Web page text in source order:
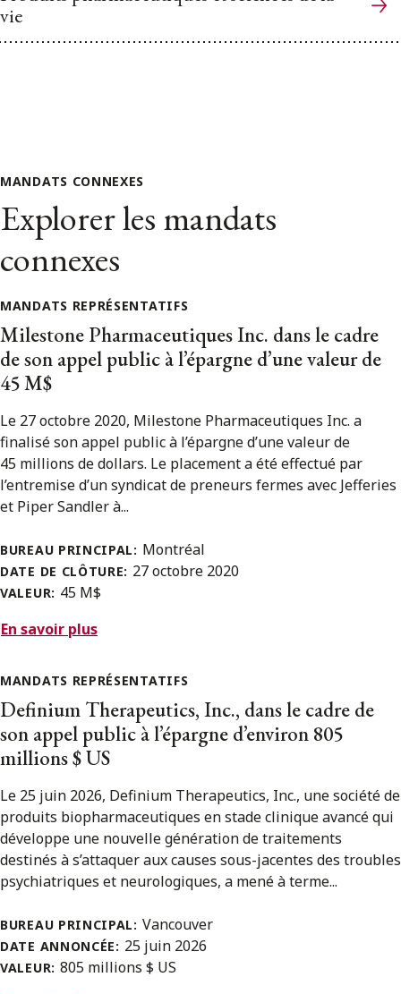
vie
MANDATS CONNEXES
Explorer les mandats
connexes
MANDATS REPRÉSENTATIFS
Milestone Pharmaceutiques Inc. dans le cadre
de son appel public à l’épargne d’une valeur de
45 M$
Le 27 octobre 2020, Milestone Pharmaceutiques Inc. a
finalisé son appel public à l’épargne d’une valeur de
45 millions de dollars. Le placement a été effectué par
l’entremise d’un syndicat de preneurs fermes avec Jefferies
et Piper Sandler à...
BUREAU PRINCIPAL: Montréal
DATE DE CLÔTURE: 27 octobre 2020
VALEUR: 45 M$
En savoir plus
MANDATS REPRÉSENTATIFS
Definium Therapeutics, Inc., dans le cadre de
son appel public à l’épargne d’environ 805
millions $ US
Le 25 juin 2026, Definium Therapeutics, Inc., une société de
produits biopharmaceutiques en stade clinique avancé qui
développe une nouvelle génération de traitements
destinés à s’attaquer aux causes sous-jacentes des troubles
psychiatriques et neurologiques, a mené à terme...
BUREAU PRINCIPAL: Vancouver
DATE ANNONCÉE: 25 juin 2026
VALEUR: 805 millions $ US